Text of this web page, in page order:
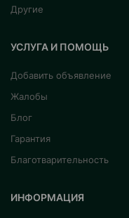
Другие
УСЛУГА И ПОМОЩЬ
Добавить объявление
Жалобы
Блог
Гарантия
Благотварительность
ИНФОРМАЦИЯ